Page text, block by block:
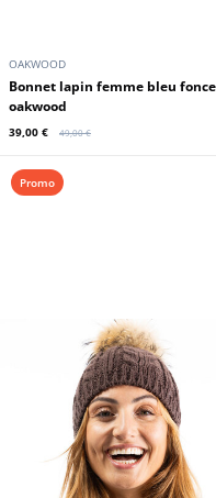
OAKWOOD
bonnet lapin femme bleu fonce
oakwood
39,00 € 49,00 €
Promo